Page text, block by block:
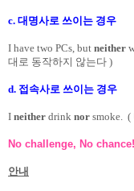
c. 대명사로 쓰이는 경우
I have two PCs, but neither
대로 동작하지 않는다 )
d. 접속사로 쓰이는 경우
I neither drink nor smoke. (
No challenge, No chance!
안내